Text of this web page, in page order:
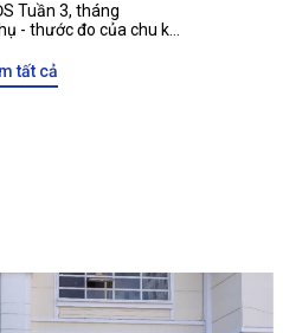
Tuần 3, tháng
- thước đo của chu kỳ
tất cả